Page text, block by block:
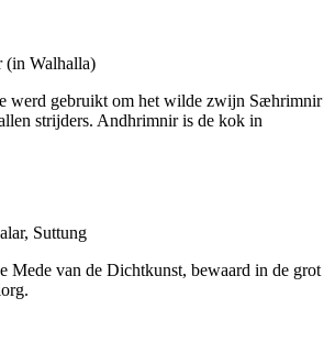
(in Walhalla)
werd gebruikt om het wilde zwijn Sæhrimnir
strijders. Andhrimnir is de kok in
Suttung
Mede van de Dichtkunst, bewaard in de grot